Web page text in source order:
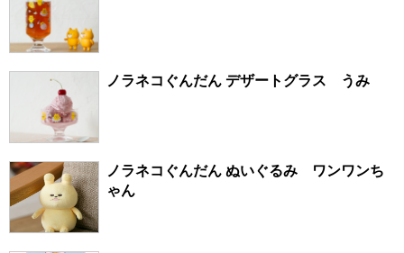
ノラネコぐんだん デザートグラス うみ
ノラネコぐんだん ぬいぐるみ ワンワンち
ゃん